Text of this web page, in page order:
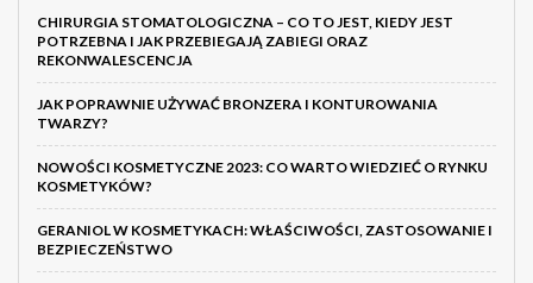
CHIRURGIA STOMATOLOGICZNA – CO TO JEST, KIEDY JEST
POTRZEBNA I JAK PRZEBIEGAJĄ ZABIEGI ORAZ
REKONWALESCENCJA
JAK POPRAWNIE UŻYWAĆ BRONZERA I KONTUROWANIA
TWARZY?
NOWOŚCI KOSMETYCZNE 2023: CO WARTO WIEDZIEĆ O RYNKU
KOSMETYKÓW?
GERANIOL W KOSMETYKACH: WŁAŚCIWOŚCI, ZASTOSOWANIE I
BEZPIECZEŃSTWO